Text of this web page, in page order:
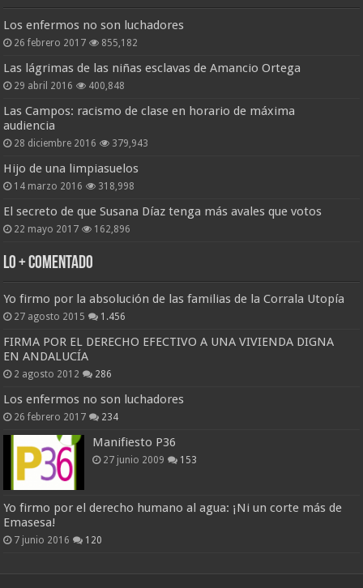
Los enfermos no son luchadores
26 febrero 2017 855,182
Las lágrimas de las niñas esclavas de Amancio Ortega
29 abril 2016 400,848
Las Campos: racismo de clase en horario de máxima
audiencia
28 diciembre 2016 379,943
Hijo de una limpiasuelos
14 marzo 2016 318,998
El secreto de que Susana Díaz tenga más avales que votos
22 mayo 2017 162,896
Lo + Comentado
Yo firmo por la absolución de las familias de la Corrala Utopía
27 agosto 2015 1.456
FIRMA POR EL DERECHO EFECTIVO A UNA VIVIENDA DIGNA
EN ANDALUCÍA
2 agosto 2012 286
Los enfermos no son luchadores
26 febrero 2017 234
Manifiesto P36
27 junio 2009 153
Yo firmo por el derecho humano al agua: ¡Ni un corte más de
Emasesa!
7 junio 2016 120